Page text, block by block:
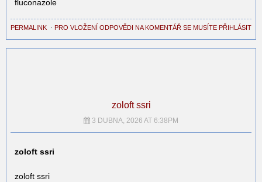
fluconazole
PERMALINK ⋅ PRO VLOŽENÍ ODPOVĚDI NA KOMENTÁŘ SE MUSÍTE PŘIHLÁSIT
zoloft ssri
3 DUBNA, 2026 AT 6:38PM
zoloft ssri
zoloft ssri